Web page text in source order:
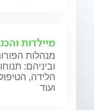
מיילדות
מנהלות
וביניהם:
הלידה,
ועוד